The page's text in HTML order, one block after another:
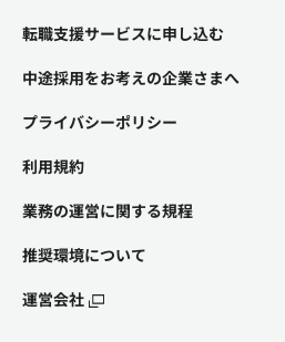
転職支援サービスに申し込む
中途採用をお考えの企業さまへ
プライバシーポリシー
利用規約
業務の運営に関する規程
推奨環境について
運営会社